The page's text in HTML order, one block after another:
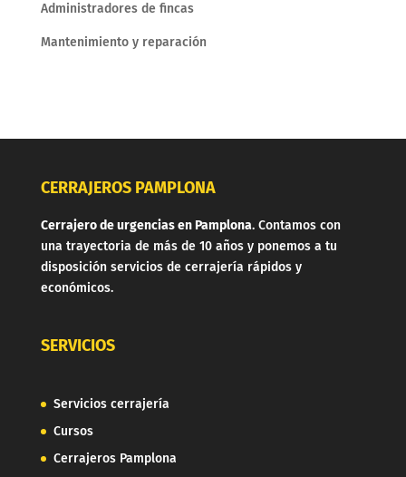
Administradores de fincas
Mantenimiento y reparación
CERRAJEROS PAMPLONA
Cerrajero de urgencias en Pamplona. Contamos con
una trayectoria de más de 10 años y ponemos a tu
disposición servicios de cerrajería rápidos y
económicos.
SERVICIOS
Servicios cerrajería
Cursos
Cerrajeros Pamplona